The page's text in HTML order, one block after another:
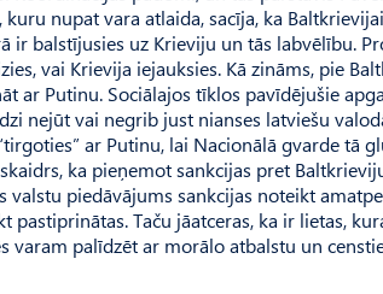
nupat vara atlaida, sacīja, ka
ir balstījusies uz Krieviju un tās labvēlību.
vai Krievija iejauksies. Kā zināms, pie
ar Putinu. Sociālajos tīklos pavīdējušie
nejūt vai negrib just nianses latviešu
ar Putinu, lai Nacionālā gvarde tā
ka pieņemot sankcijas pret
piedāvājums sankcijas noteikt
pastiprinātas. Taču jāatceras, ka ir lietas,
varam palīdzēt ar morālo atbalstu un